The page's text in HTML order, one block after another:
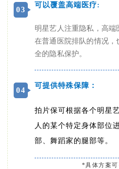
03
可以覆盖高端医疗:
明星艺人注重隐私，高
在普通医院排队的情况，
全的隐私保护。
04
可提供特殊保障：
拍片保可根据各个明星
人的某个特定身体部位
部、舞蹈家的腿部等。
*具体方案